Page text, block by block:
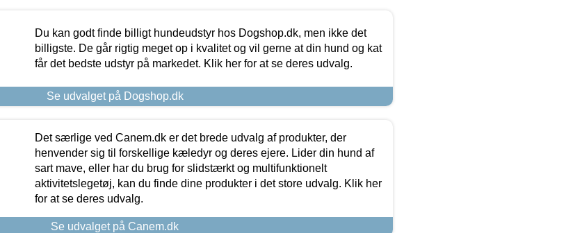
Du kan godt finde billigt hundeudstyr hos Dogshop.dk, men ikke det
billigste. De går rigtig meget op i kvalitet og vil gerne at din hund og kat
får det bedste udstyr på markedet. Klik her for at se deres udvalg.
Se udvalget på Dogshop.dk
Det særlige ved Canem.dk er det brede udvalg af produkter, der
henvender sig til forskellige kæledyr og deres ejere. Lider din hund af
sart mave, eller har du brug for slidstærkt og multifunktionelt
aktivitetslegetøj, kan du finde dine produkter i det store udvalg. Klik her
for at se deres udvalg.
Se udvalget på Canem.dk